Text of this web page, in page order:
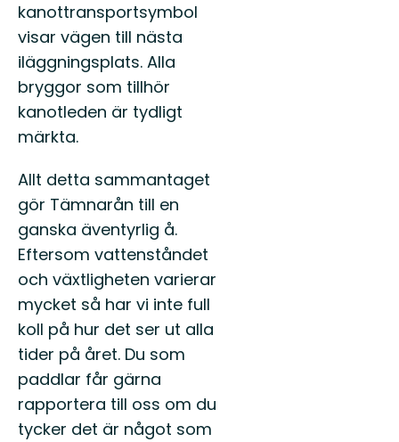
kanottransportsymbol
visar vägen till nästa
iläggningsplats. Alla
bryggor som tillhör
kanotleden är tydligt
märkta.
Allt detta sammantaget
gör Tämnarån till en
ganska äventyrlig å.
Eftersom vattenståndet
och växtligheten varierar
mycket så har vi inte full
koll på hur det ser ut alla
tider på året. Du som
paddlar får gärna
rapportera till oss om du
tycker det är något som